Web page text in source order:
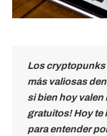
Los cryptopunks
más valiosas
si bien hoy valen
gratuitos! Hoy te
para entender